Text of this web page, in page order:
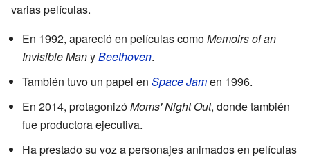
varias películas.
En 1992, apareció en películas comoMemoirs of an
Invisible ManyBeethoven.
También tuvo un papel en Space Jamen 1996.
En 2014, protagonizóMoms' Night Out, donde también
fue productora ejecutiva.
Ha prestado su voz a personajes animados en películas